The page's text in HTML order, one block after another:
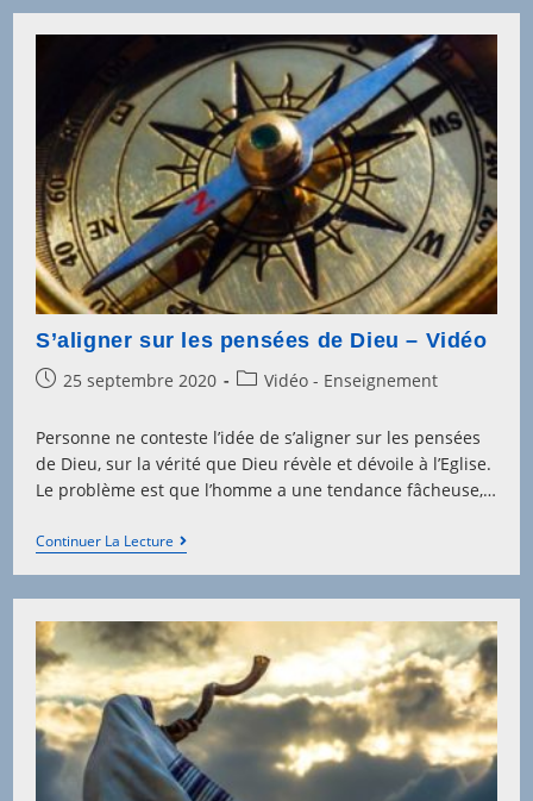
Père
–
Vidéo
S’aligner sur les pensées de Dieu – Vidéo
Post25 septembre 2020
PostVidéo - Enseignement
Personne ne conteste l’idée de s’aligner sur les pensées
de Dieu, sur la vérité que Dieu révèle et dévoile à l’Eglise.
Le problème est que l’homme a une tendance fâcheuse,…
Continuer La LectureS’aligner
Sur
Les
Pensées
De
Dieu
–
Vidéo